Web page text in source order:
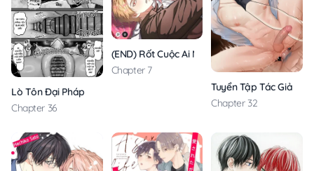
Lò Tôn Đại Pháp
Chapter 36
(END) Rốt Cuộc Ai Nằm Dưới
Chapter 7
Tuyển Tập Tác Giả
Chapter 32